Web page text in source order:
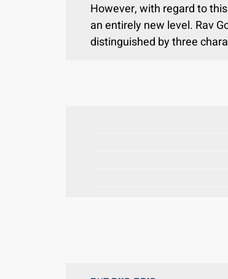
However, with regard to
an entirely new level. Rav
distinguished by three